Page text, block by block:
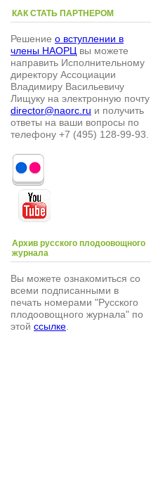
КАК СТАТЬ ПАРТНЕРОМ
Решение о вступлении в
члены НАОРЦ вы можете
направить Исполнительному
директору Ассоциации
Владимиру Васильевичу
Лищуку на электронную почту
director@naorc.ru и получить
ответы на ваши вопросы по
телефону +7 (495) 128-99-93.
Архив русского плодоовощного
журнала
Вы можете ознакомиться со
всеми подписанными в
печать номерами "Русского
плодоовощного журнала" по
этой ссылке